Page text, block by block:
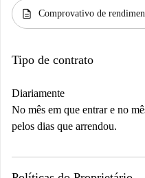
description Comprovativo de
Tipo de contrato
Diariamente
No mês em que entrar e no
pelos dias que arrendou.